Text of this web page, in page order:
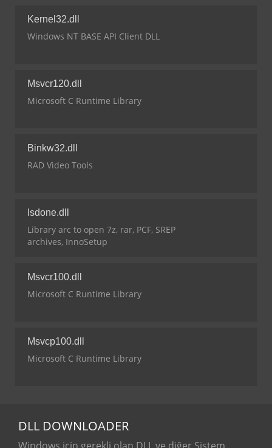
Kernel32.dll
Windows NT BASE API Client DLL
Msvcr120.dll
Microsoft C Runtime Library
Binkw32.dll
RAD Video Tools
Isdone.dll
Library arc to open 7z, rar, PCF, SREP
archives, InnoSetup
Msvcr100.dll
Microsoft C Runtime Library
Msvcp100.dll
Microsoft C Runtime Library
DLL DOWNLOADER